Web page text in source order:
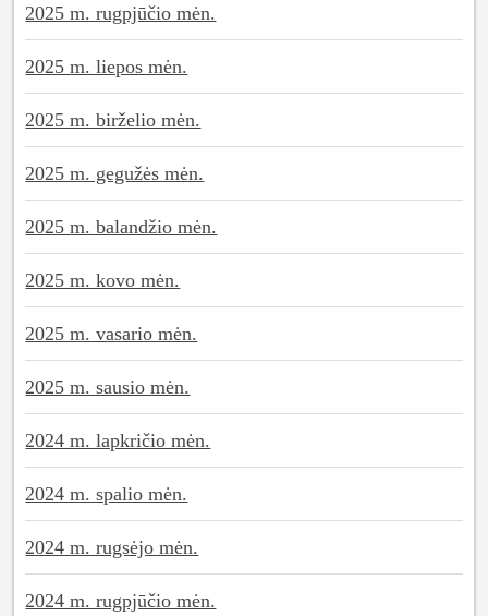
2025 m. rugpjūčio mėn.
2025 m. liepos mėn.
2025 m. birželio mėn.
2025 m. gegužės mėn.
2025 m. balandžio mėn.
2025 m. kovo mėn.
2025 m. vasario mėn.
2025 m. sausio mėn.
2024 m. lapkričio mėn.
2024 m. spalio mėn.
2024 m. rugsėjo mėn.
2024 m. rugpjūčio mėn.